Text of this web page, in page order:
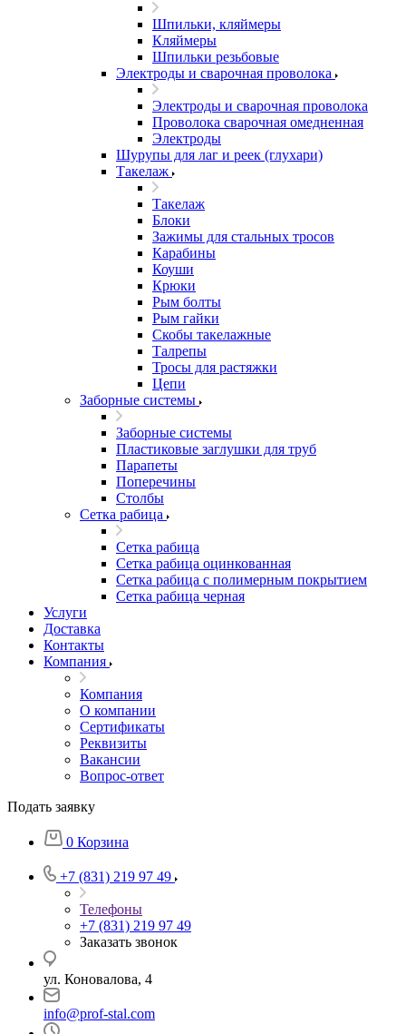
Шпильки, кляймеры
Кляймеры
Шпильки резьбовые
Электроды и сварочная проволока
Электроды и сварочная проволока
Проволока сварочная омедненная
Электроды
Шурупы для лаг и реек (глухари)
Такелаж
Такелаж
Блоки
Зажимы для стальных тросов
Карабины
Коуши
Крюки
Рым болты
Рым гайки
Скобы такелажные
Талрепы
Тросы для растяжки
Цепи
Заборные системы
Заборные системы
Пластиковые заглушки для труб
Парапеты
Поперечины
Столбы
Сетка рабица
Сетка рабица
Сетка рабица оцинкованная
Сетка рабица с полимерным покрытием
Сетка рабица черная
Услуги
Доставка
Контакты
Компания
Компания
О компании
Сертификаты
Реквизиты
Вакансии
Вопрос-ответ
Подать заявку
0 Корзина
+7 (831) 219 97 49
Телефоны
+7 (831) 219 97 49
Заказать звонок
ул. Коновалова, 4
info@prof-stal.com